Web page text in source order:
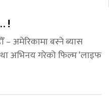
!
– अमेरिकामा बस्ने ब्यास
अभिनय गरेको फिल्म ‘लाइफ